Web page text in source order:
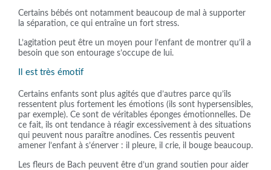
Certains bébés ont notamment beaucoup de mal à supporter
la séparation, ce qui entraîne un fort stress.
L’agitation peut être un moyen pour l’enfant de montrer qu’il a
besoin que son entourage s’occupe de lui.
Il est très émotif
Certains enfants sont plus agités que d’autres parce qu’ils
ressentent plus fortement les émotions (ils sont hypersensibles,
par exemple). Ce sont de véritables éponges émotionnelles. De
ce fait, ils ont tendance à réagir excessivement à des situations
qui peuvent nous paraître anodines. Ces ressentis peuvent
amener l’enfant à s’énerver : il pleure, il crie, il bouge beaucoup.
Les fleurs de Bach peuvent être d’un grand soutien pour aider